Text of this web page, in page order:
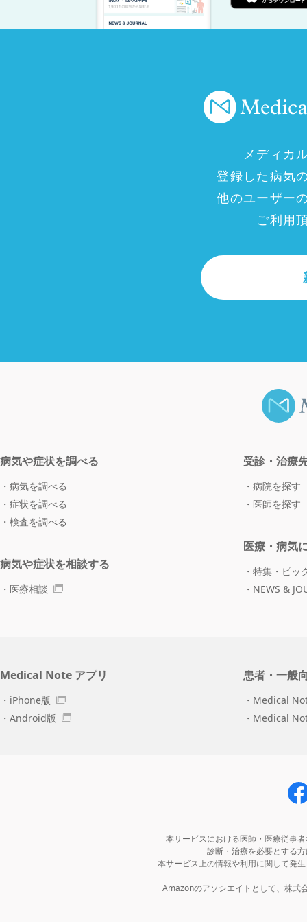
メディカ
登録した病気
他のユーザー
ご利用
病気や症状を調べる
病気を調べる
症状を調べる
検査を調べる
病気や症状を相談する
医療相談
受診・治療
病院を探す
医師を探す
医療・病気
特集・ピッ
NEWS &
Medical Note アプリ
iPhone版
Android版
患者・一般
Medical
Medical
本サービスにおける医師・医療従事
診断・治療を必要とする
本サービス上の情報や利用に関して発
Amazonのアソシエイトとして、株式